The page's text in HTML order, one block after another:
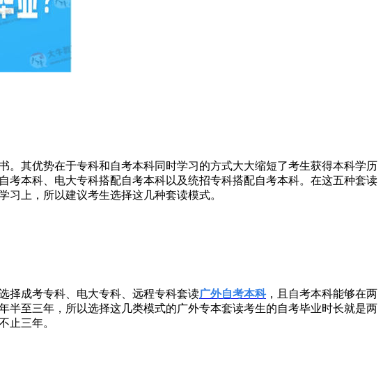
其优势在于专科和自考本科同时学习的方式大大缩短了考生获得本科学历
本科、电大专科搭配自考本科以及统招专科搭配自考本科。在这五种套读
上，所以建议考生选择这几种套读模式。
择成考专科、电大专科、远程专科套读广外自考本科，且自考本科能够在两
至三年，所以选择这几类模式的广外专本套读考生的自考毕业时长就是两
止三年。